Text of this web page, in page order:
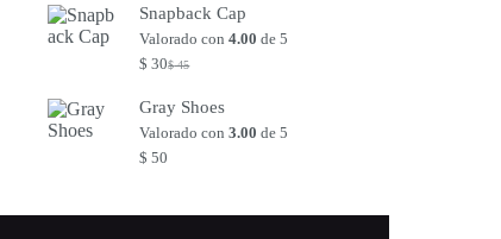
original
era:
actual
es:
Snapback Cap
Valorado con4.00 de 5
$45
El
original
era:
$ 30El
actual
es:
Gray Shoes
Valorado con3.00 de 5
$ 50